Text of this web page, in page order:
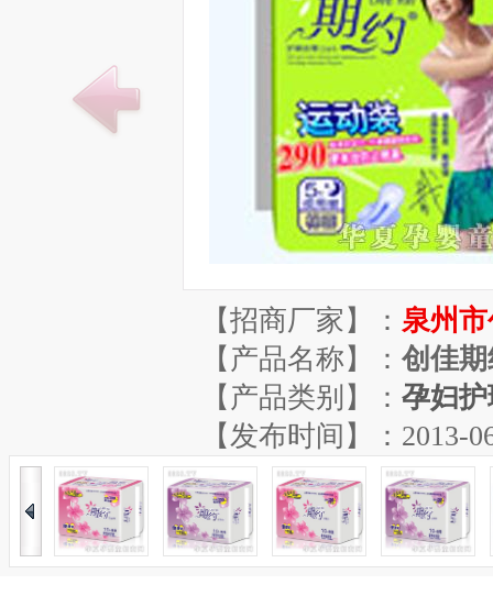
【招商厂家】： 泉州
【产品名称】： 创佳期
【产品类别】： 孕妇
【发布时间】：2013-